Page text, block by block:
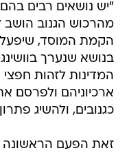
"יש נושאים רבים
מהרכוש הגנוב הושב
הקמת המוסד, שיפעל
המדינות לזהות
ארכיוניהם ולפרסם
כגנובים, ולהשיג
זאת הפעם הראשונה